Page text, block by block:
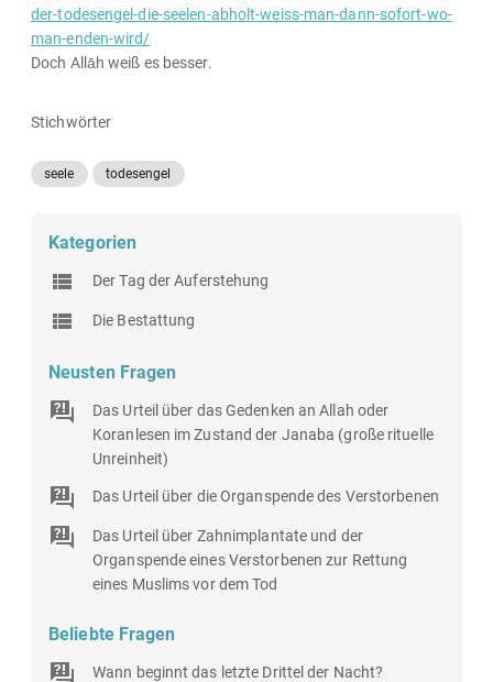
der-todesengel-die-seelen-abholt-weiss-man-dann-sofort-wo-
man-enden-wird/
Doch Allāh weiß es besser.
Stichwörter
seele todesengel
Kategorien
Der Tag der Auferstehung
Die Bestattung
Neusten Fragen
Das Urteil über das Gedenken an Allah oder
Koranlesen im Zustand der Janaba (große rituelle
Unreinheit)
Das Urteil über die Organspende des Verstorbenen
Das Urteil über Zahnimplantate und der
Organspende eines Verstorbenen zur Rettung
eines Muslims vor dem Tod
Beliebte Fragen
Wann beginnt das letzte Drittel der Nacht?